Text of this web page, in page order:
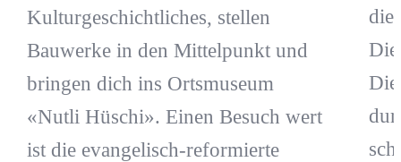
Kulturgeschichtliches, stellen
Bauwerke in den Mittelpunkt und
bringen dich ins Ortsmuseum
«Nutli Hüschi». Einen Besuch wert
ist die evangelisch-reformierte